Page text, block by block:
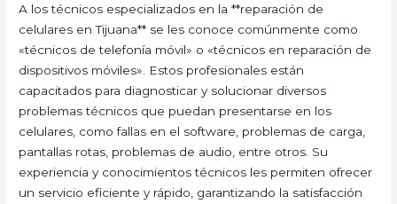
A los técnicos especializados en la **reparación de
celulares en Tijuana** se les conoce comúnmente como
«técnicos de telefonía móvil» o «técnicos en reparación de
dispositivos móviles». Estos profesionales están
capacitados para diagnosticar y solucionar diversos
problemas técnicos que puedan presentarse en los
celulares, como fallas en el software, problemas de carga,
pantallas rotas, problemas de audio, entre otros. Su
experiencia y conocimientos técnicos les permiten ofrecer
un servicio eficiente y rápido, garantizando la satisfacción